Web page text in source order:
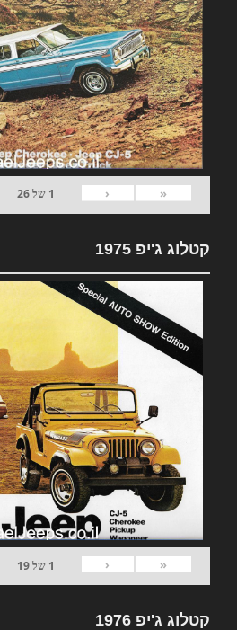
«
‹
1 של26
קטלוג ג'יפ 1975
«
‹
1 של19
קטלוג ג'יפ 1976